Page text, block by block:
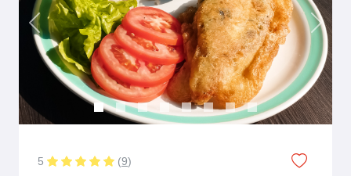
Previous Next
5 (9)